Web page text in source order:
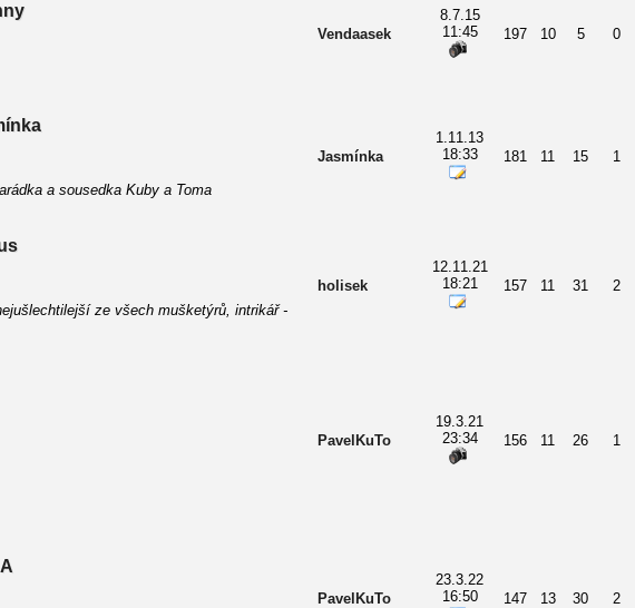
Vendaasek
8.7.15
11:45
197 10 5 0
a sousedka Kuby a Toma
Jasmínka
1.11.13
18:33
181 11 15 1
ze všech mušketýrů, intrikář -
holisek
12.11.21
18:21
157 11 31 2
PavelKuTo
19.3.21
23:34
156 11 26 1
PavelKuTo
23.3.22
16:50
147 13 30 2